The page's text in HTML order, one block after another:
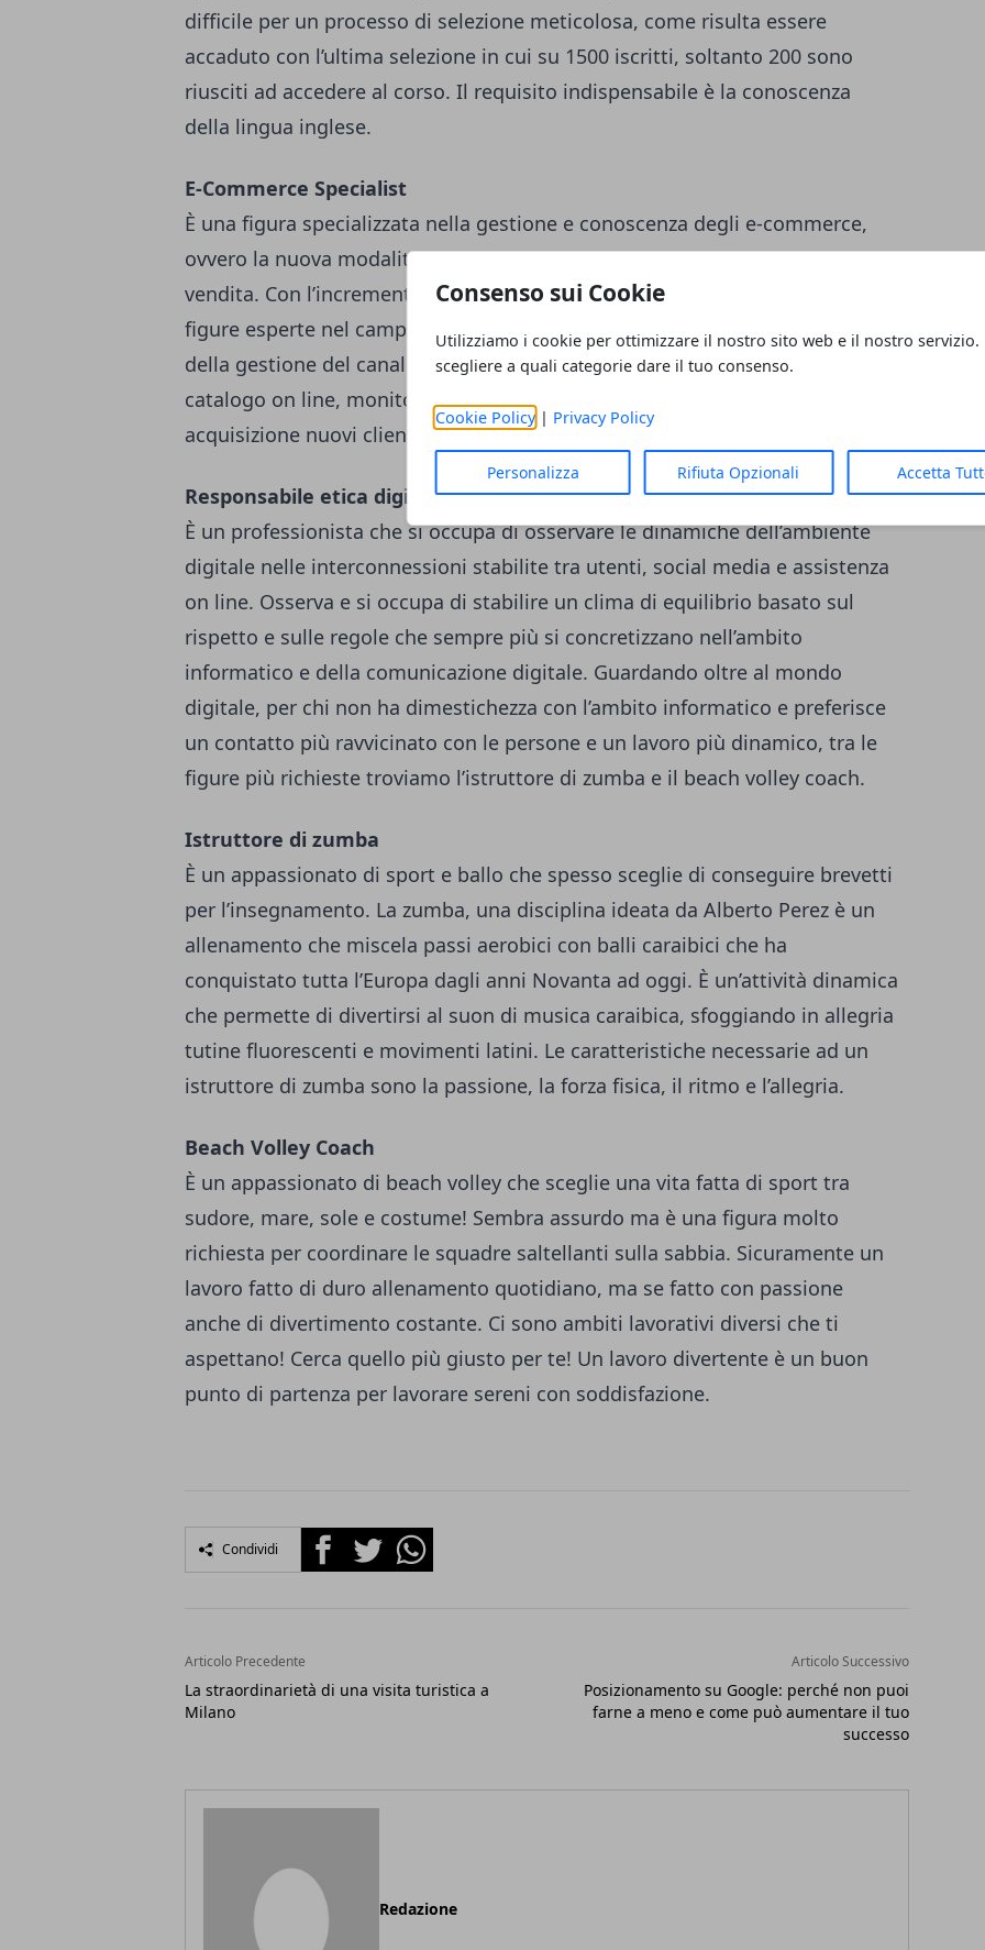
Consenso sui Cookie
Utilizziamo i cookie per ottimizzare il nostro sito web e il nostro servizio.
scegliere a quali categorie dare il tuo consenso.
Cookie Policy| Privacy Policy
Personalizza Rifiuta Opzionali Accetta
difficile per un processo di selezione meticolosa, come risulta essere
accaduto con l’ultima selezione in cui su 1500 iscritti, soltanto 200 sono
riusciti ad accedere al corso. Il requisito indispensabile è la conoscenza
della lingua inglese.
E-Commerce Specialist
È una figura specializzata nella gestione e conoscenza degli e-commerce,
ovvero la nuova modalità di vendita online con tutte le attività associate alla
vendita. Con l’incremento degli acquisti on line cresce anche la richiesta di
figure esperte nel campo e-commerce. Lo specialist e-commerce si occupa
della gestione del canale online, definizione e gestione dei prodotti nel
catalogo on line, monitoraggio dello stock ed offerta commerciale,
acquisizione nuovi clienti e strategie per aumentare il traffico.
Responsabile etica digitale
È un professionista che si occupa di osservare le dinamiche dell’ambiente
digitale nelle interconnessioni stabilite tra utenti, social media e assistenza
on line. Osserva e si occupa di stabilire un clima di equilibrio basato sul
rispetto e sulle regole che sempre più si concretizzano nell’ambito
informatico e della comunicazione digitale. Guardando oltre al mondo
digitale, per chi non ha dimestichezza con l’ambito informatico e preferisce
un contatto più ravvicinato con le persone e un lavoro più dinamico, tra le
figure più richieste troviamo l’istruttore di zumba e il beach volley coach.
Istruttore di zumba
È un appassionato di sport e ballo che spesso sceglie di conseguire brevetti
per l’insegnamento. La zumba, una disciplina ideata da Alberto Perez è un
allenamento che miscela passi aerobici con balli caraibici che ha
conquistato tutta l’Europa dagli anni Novanta ad oggi. È un’attività dinamica
che permette di divertirsi al suon di musica caraibica, sfoggiando in allegria
tutine fluorescenti e movimenti latini. Le caratteristiche necessarie ad un
istruttore di zumba sono la passione, la forza fisica, il ritmo e l’allegria.
Beach Volley Coach
È un appassionato di beach volley che sceglie una vita fatta di sport tra
sudore, mare, sole e costume! Sembra assurdo ma è una figura molto
richiesta per coordinare le squadre saltellanti sulla sabbia. Sicuramente un
lavoro fatto di duro allenamento quotidiano, ma se fatto con passione
anche di divertimento costante. Ci sono ambiti lavorativi diversi che ti
aspettano! Cerca quello più giusto per te! Un lavoro divertente è un buon
punto di partenza per lavorare sereni con soddisfazione.
Condividi FacebookTwitterWhatsapp
Articolo Precedente
La straordinarietà di una visita turistica a
Milano
Articolo Successivo
Posizionamento su Google: perché non puoi
farne a meno e come può aumentare il tuo
successo
Redazione